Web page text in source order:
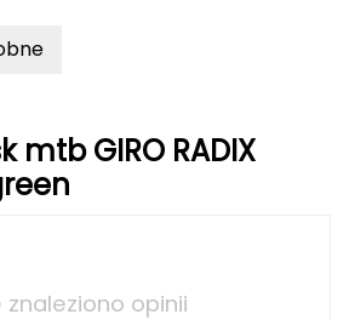
mtb GIRO RADIX
znaleziono opinii